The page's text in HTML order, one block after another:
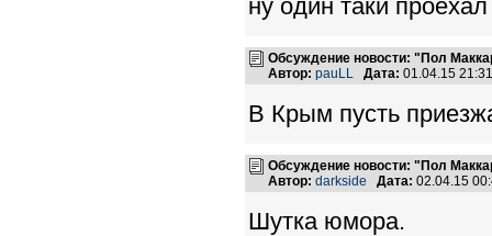
ну один таки
Обсуждение новости: "Пол
Автор: pauLL Дата: 01.04.15
В Крым пусть
Обсуждение новости: "Пол
Автор: darkside Дата: 02.04.15
Шутка юмора.